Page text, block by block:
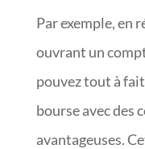
Par exemple, en
ouvrant un
pouvez tout à
bourse avec des
avantageuses.